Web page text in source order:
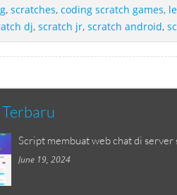
, scratches, coding scratch games,
dj, scratch jr, scratch android,
Script membuat web chat di server
June 19, 2024